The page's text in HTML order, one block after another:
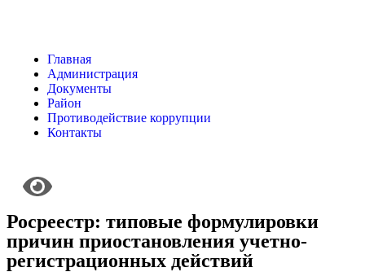
Главная
Администрация
Документы
Район
Противодействие коррупции
Контакты
Росреестр: типовые формулировки
причин приостановления учетно-
регистрационных действий